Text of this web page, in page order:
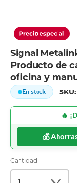
Signal
Producto de
oficina y
En stock
🔥
💰
Cantidad